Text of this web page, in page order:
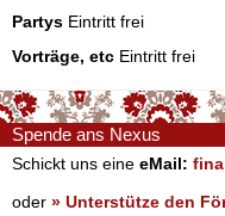
Partys Eintritt frei
Vorträge, etc Eintritt frei
Spende ans Nexus
Schickt uns eine eMail:
oder » Unterstütze den